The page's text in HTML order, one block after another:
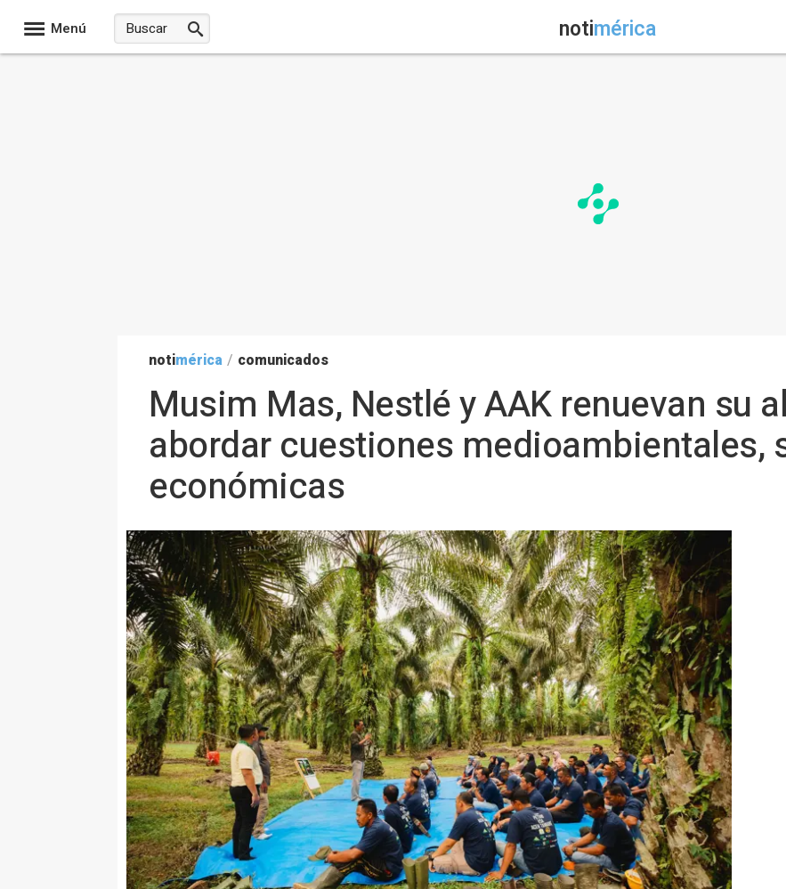
Menú notimérica
notimérica / comunicados
Musim Mas, Nestlé y AAK renuevan su
abordar cuestiones medioambientales,
económicas